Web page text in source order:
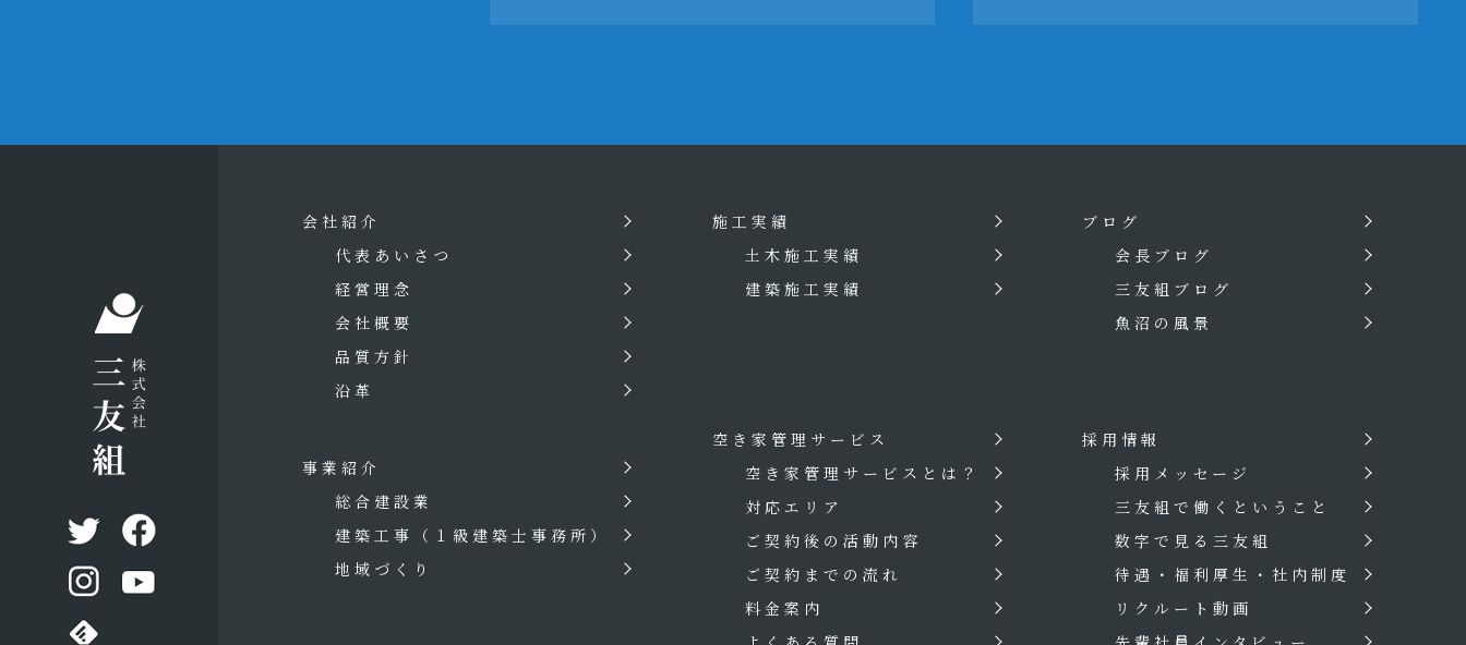
会社紹介
代表あいさつ
経営理念
会社概要
品質方針
沿革
事業紹介
総合建設業
建築工事
（１級建築士事務所）
地域づくり
施工実績
土木施工実績
建築施工実績
空き家管理サービス
空き家管理サービスとは？
対応エリア
ご契約後の活動内容
ご契約までの流れ
料金案内
ブログ
会長ブログ
三友組ブログ
魚沼の風景
採用情報
採用メッセージ
三友組で働くということ
数字で見る三友組
待遇・福利厚生・社内制度
リクルート動画